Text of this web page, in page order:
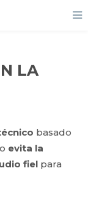
LA
basado
evita la
fiel para